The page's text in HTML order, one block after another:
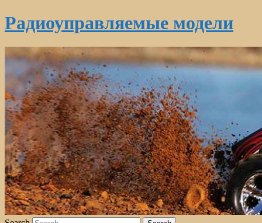
Радиоуправляемые модели